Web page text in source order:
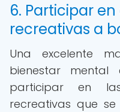
6. Participar
recreativas a
Una excelente
bienestar
participar en
recreativas que